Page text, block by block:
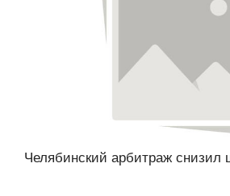
Челябинский арбитраж снизил